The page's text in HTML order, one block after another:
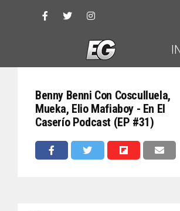
Benny Benni Con Cosculluela,
Mueka, Elio Mafiaboy - En El
Caserío Podcast (EP #31)